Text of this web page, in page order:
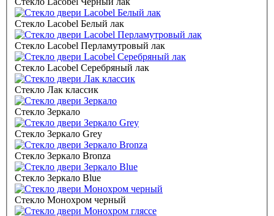
Стекло Lacobel Белый лак
Стекло Lacobel Перламутровый лак
Стекло Lacobel Серебряный лак
Стекло Лак классик
Стекло Зеркало
Стекло Зеркало Grey
Стекло Зеркало Bronza
Стекло Зеркало Blue
Стекло Монохром черный